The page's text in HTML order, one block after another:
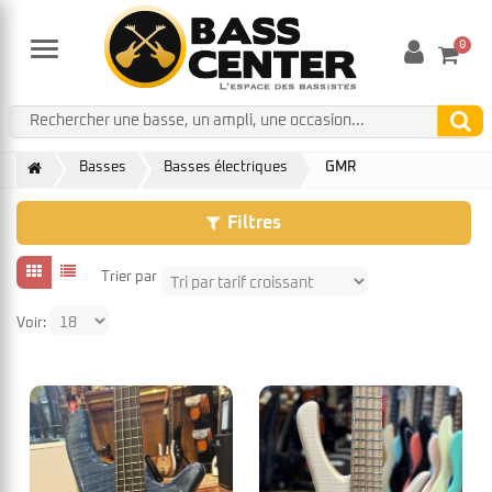
Menu 0
Basses Basses électriques GMR
Filtres
Trier par
Voir: